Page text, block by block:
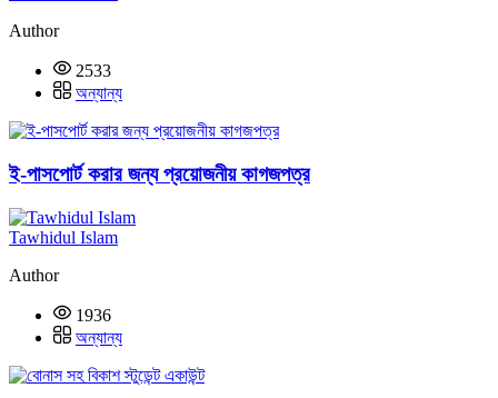
Author
2533
অন্যান্য
ই-পাসপোর্ট করার জন্য প্রয়োজনীয় কাগজপত্র
Tawhidul Islam
Author
1936
অন্যান্য